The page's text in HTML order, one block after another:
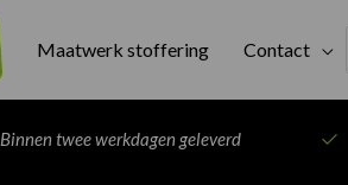
Maatwerk stoffering Contact
Binnen twee werkdagen geleverd